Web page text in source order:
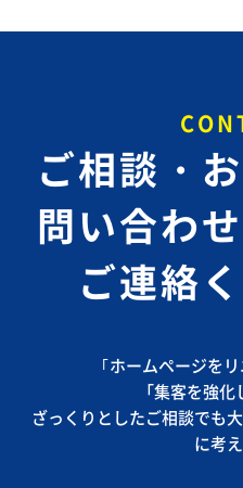
ご相談・
問い合わ
ご連絡
｢ホームページを
「集客を強化
ざっくりとしたご相談でも
に考